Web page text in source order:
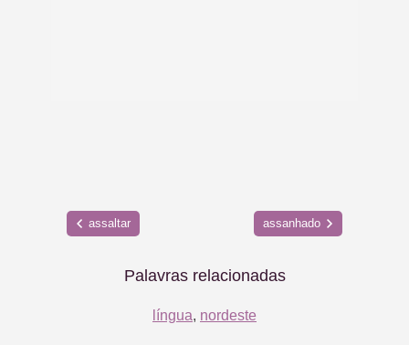
assaltar assanhado
Palavras relacionadas
língua, nordeste